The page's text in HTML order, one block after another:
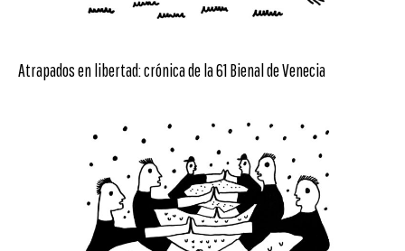
Atrapados en libertad: crónica de la 61 Bienal de Venecia